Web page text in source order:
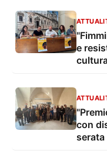
e
con
serata